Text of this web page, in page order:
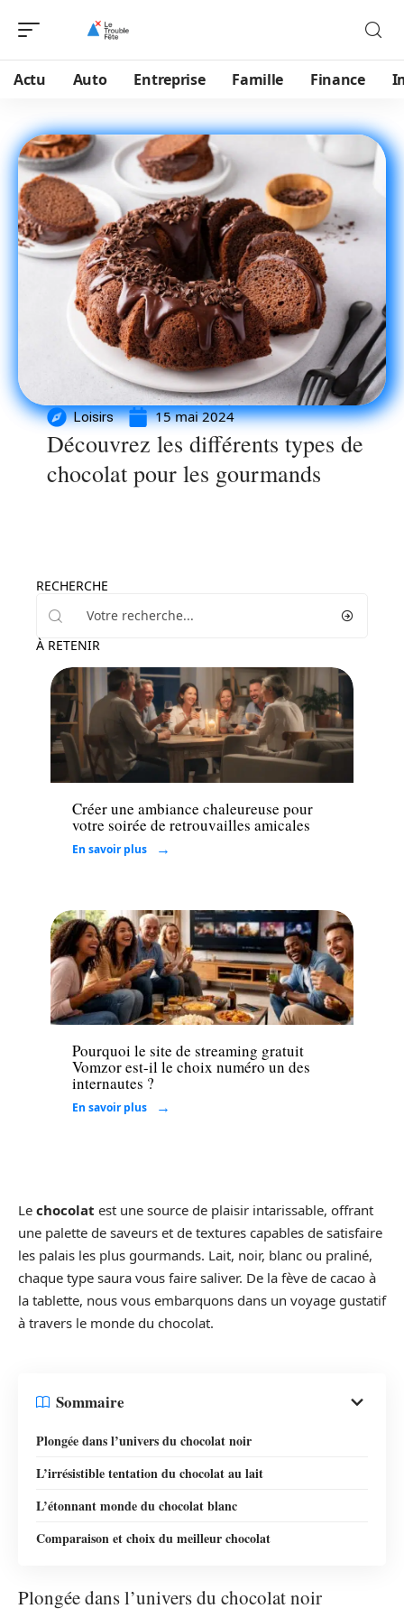
Actu Auto Entreprise Famille Finance
Loisirs 15 mai 2024
Découvrez les différents types de
chocolat pour les gourmands
RECHERCHE
À RETENIR
Loisirs
Créer une ambiance chaleureuse pour
votre soirée de retrouvailles amicales
En savoir plus
Loisirs
Pourquoi le site de streaming gratuit
Vomzor est-il le choix numéro un des
internautes ?
En savoir plus
Le chocolat est une source de plaisir intarissable, offrant
une palette de saveurs et de textures capables de satisfaire
les palais les plus gourmands. Lait, noir, blanc ou praliné,
chaque type saura vous faire saliver. De la fève de cacao à
la tablette, nous vous embarquons dans un voyage gustatif
à travers le monde du chocolat.
Sommaire
Plongée dans l’univers du chocolat noir
L’irrésistible tentation du chocolat au lait
L’étonnant monde du chocolat blanc
Comparaison et choix du meilleur chocolat
Plongée dans l’univers du chocolat noir